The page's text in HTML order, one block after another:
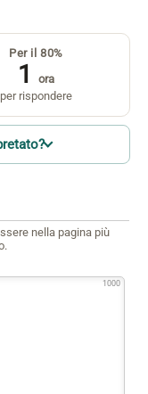
Per il 80%
1
ora
per rispondere
nella pagina più
1000